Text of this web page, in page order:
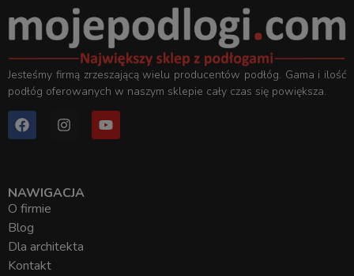
Jesteśmy firmą zrzeszającą wielu producentów podłóg. Gama i ilość
podłóg oferowanych w naszym sklepie cały czas się powiększa.
NAWIGACJA
O firmie
Blog
Dla architekta
Kontakt